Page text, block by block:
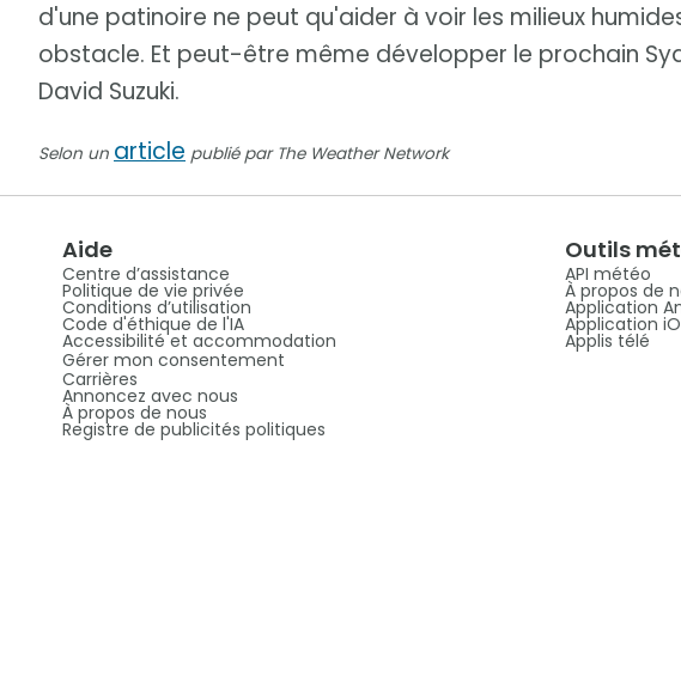
d'une patinoire ne peut qu'aider à voir les milieux
obstacle. Et peut-être même développer le prochain
David Suzuki.
Selon un article publié par The Weather Network
Aide
Centre d’assistance
Politique de vie privée
Conditions d’utilisation
Code d'éthique de l'IA
Accessibilité et accommodation
Gérer mon consentement
Carrières
Annoncez avec nous
À propos de nous
Registre de publicités politiques
Outils
API météo
À propos de
Application
Application
Applis télé